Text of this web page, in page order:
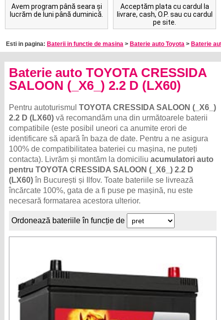
Avem program până seara și
lucrăm de luni până duminică.
Acceptăm plata cu cardul la
livrare, cash, O.P. sau cu cardul
pe site.
Esti in pagina: Baterii in functie de masina > Baterie auto Toyota > Baterie
Baterie auto TOYOTA CRESSIDA
SALOON (_X6_) 2.2 D (LX60)
Pentru autoturismulTOYOTA CRESSIDA SALOON (_X6_)
2.2 D (LX60) vă recomandăm una din următoarele baterii
compatibile (este posibil uneori ca anumite erori de
identificare să apară în baza de date. Pentru a ne asigura
100% de compatibilitatea bateriei cu mașina, ne puteți
contacta). Livrăm și montăm la domiciliuacumulatori auto
pentru TOYOTA CRESSIDA SALOON (_X6_) 2.2 D
(LX60)în București și Ilfov. Toate bateriile se livrează
încărcate 100%, gata de a fi puse pe mașină, nu este
necesară formatarea acestora ulterior.
Ordonează bateriile în funcție de